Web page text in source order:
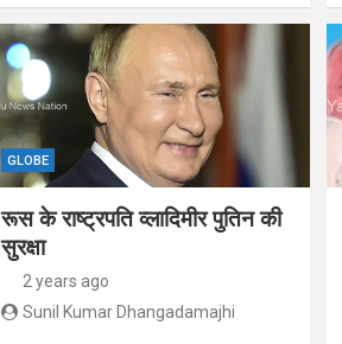
GLOBE
रूस के राष्ट्रपति व्लादिमीर पुतिन की
सुरक्षा
2 years ago
Sunil Kumar Dhangadamajhi